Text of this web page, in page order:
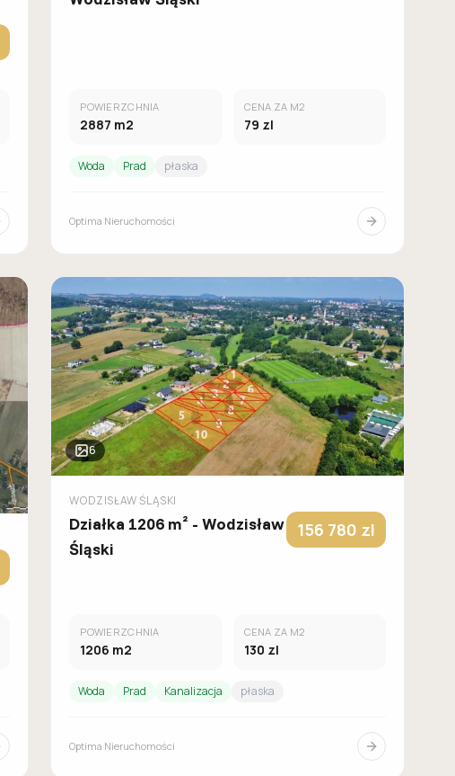
POWIERZCHNIA
2887 m2
CENA ZA M2
79 zl
Woda Prad płaska
Optima Nieruchomości
6
WODZISŁAW ŚLĄSKI
Działka 1206 m² - Wodzisław
Śląski
156 780 zl
POWIERZCHNIA
1206 m2
CENA ZA M2
130 zl
Woda Prad Kanalizacja płaska
Optima Nieruchomości